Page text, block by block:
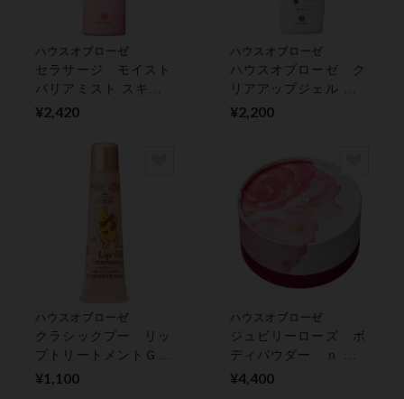
ハウスオブローゼ
セラサージ モイスト
バリアミスト スキン
ケア
¥2,420
ハウスオブローゼ
ハウスオブローゼ ク
リアアップジェル ス
キンケア
¥2,200
ハウスオブローゼ
クラシックプー リッ
プトリートメントＧＥ
スキンケア
¥1,100
ハウスオブローゼ
ジュビリーローズ ボ
ディパウダー ｎ バ
ス・ボディケア
¥4,400